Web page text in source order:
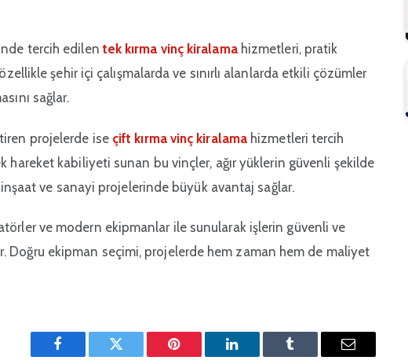
tercih edilentek kırma vinç kiralamahizmetleri, pratik
şehir içi çalışmalarda ve sınırlı alanlarda etkili çözümler
sağlar.
projelerde ise çift kırma vinç kiralama hizmetleri tercih
hareket kabiliyeti sunan bu vinçler, ağır yüklerin güvenli şekilde
inşaat ve sanayi projelerinde büyük avantaj sağlar.
ve modern ekipmanlar ile sunularak işlerin güvenli ve
Doğru ekipman seçimi, projelerde hem zaman hem de maliyet
Facebook Twitter Pinterest'inLinkedIn Tumblr
E-